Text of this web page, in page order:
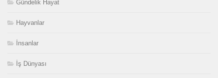
Gündelik Hayat
Hayvanlar
İnsanlar
İş Dünyası